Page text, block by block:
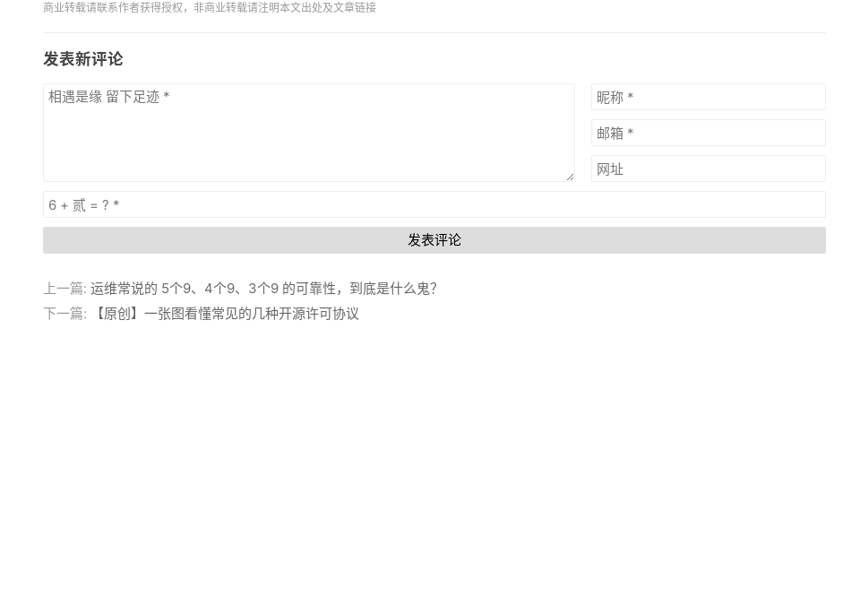
商业转载请联系作者获得授权，非商业转载请注明本文出处及文章链接
发表新评论
发表评论
上一篇: 运维常说的 5个9、4个9、3个9 的可靠性，到底是什么鬼？
下一篇:
【原创】一张图看懂常见的几种开源许可协议